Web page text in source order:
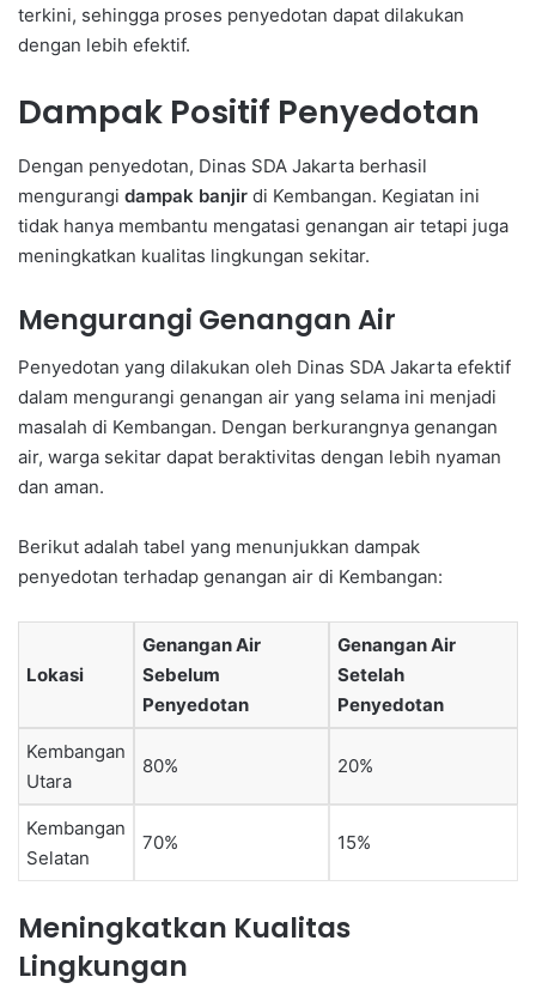
terkini, sehingga proses penyedotan dapat dilakukan
dengan lebih efektif.
Dampak Positif Penyedotan
Dengan penyedotan, Dinas SDA Jakarta berhasil
mengurangi dampak banjir di Kembangan. Kegiatan ini
tidak hanya membantu mengatasi genangan air tetapi juga
meningkatkan kualitas lingkungan sekitar.
Mengurangi Genangan Air
Penyedotan yang dilakukan oleh Dinas SDA Jakarta efektif
dalam mengurangi genangan air yang selama ini menjadi
masalah di Kembangan. Dengan berkurangnya genangan
air, warga sekitar dapat beraktivitas dengan lebih nyaman
dan aman.
Berikut adalah tabel yang menunjukkan dampak
penyedotan terhadap genangan air di Kembangan:
Lokasi
Genangan Air
Sebelum
Penyedotan
Genangan Air
Setelah
Penyedotan
Kembangan
Utara
80% 20%
Kembangan
Selatan
70% 15%
Meningkatkan Kualitas
Lingkungan